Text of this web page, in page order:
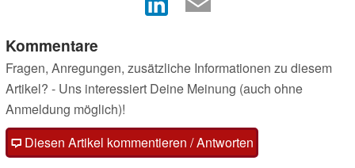
Kommentare
Fragen, Anregungen, zusätzliche Informationen zu diesem
Artikel? - Uns interessiert Deine Meinung (auch ohne
Anmeldung möglich)!
Diesen Artikel kommentieren / Antworten